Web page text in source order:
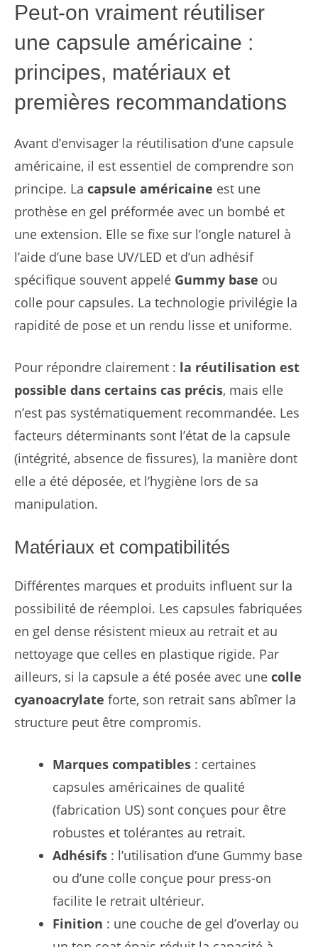
Peut-on vraiment réutiliser
une capsule américaine :
principes, matériaux et
premières recommandations
Avant d’envisager la réutilisation d’une capsule
américaine, il est essentiel de comprendre son
principe. La capsule américaine est une
prothèse en gel préformée avec un bombé et
une extension. Elle se fixe sur l’ongle naturel à
l’aide d’une base UV/LED et d’un adhésif
spécifique souvent appelé Gummy base ou
colle pour capsules. La technologie privilégie la
rapidité de pose et un rendu lisse et uniforme.
Pour répondre clairement : la réutilisation est
possible dans certains cas précis, mais elle
n’est pas systématiquement recommandée. Les
facteurs déterminants sont l’état de la capsule
(intégrité, absence de fissures), la manière dont
elle a été déposée, et l’hygiène lors de sa
manipulation.
Matériaux et compatibilités
Différentes marques et produits influent sur la
possibilité de réemploi. Les capsules fabriquées
en gel dense résistent mieux au retrait et au
nettoyage que celles en plastique rigide. Par
ailleurs, si la capsule a été posée avec une colle
cyanoacrylate forte, son retrait sans abîmer la
structure peut être compromis.
Marques compatibles : certaines
capsules américaines de qualité
(fabrication US) sont conçues pour être
robustes et tolérantes au retrait.
Adhésifs : l’utilisation d’une Gummy base
ou d’une colle conçue pour press-on
facilite le retrait ultérieur.
Finition : une couche de gel d’overlay ou